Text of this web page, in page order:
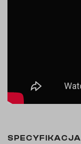
SPECYFIKACJA